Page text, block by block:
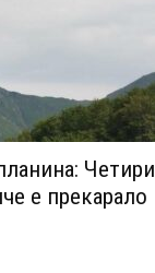
Четири
е прекарало